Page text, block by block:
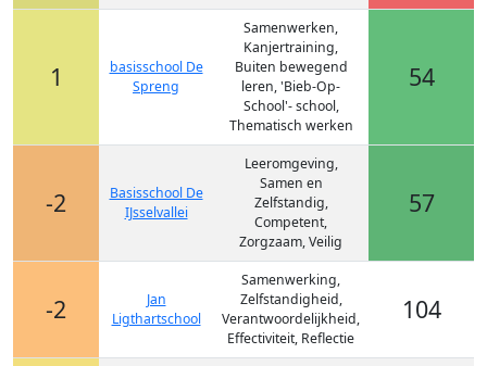
1
basisschool De
Spreng
Samenwerken,
Kanjertraining,
Buiten bewegend
leren, 'Bieb-Op-
School'- school,
Thematisch werken
54
-2
Basisschool De
IJsselvallei
Leeromgeving,
Samen en
Zelfstandig,
Competent,
Zorgzaam, Veilig
57
-2
Jan
Ligthartschool
Samenwerking,
Zelfstandigheid,
Verantwoordelijkheid,
Effectiviteit, Reflectie
104